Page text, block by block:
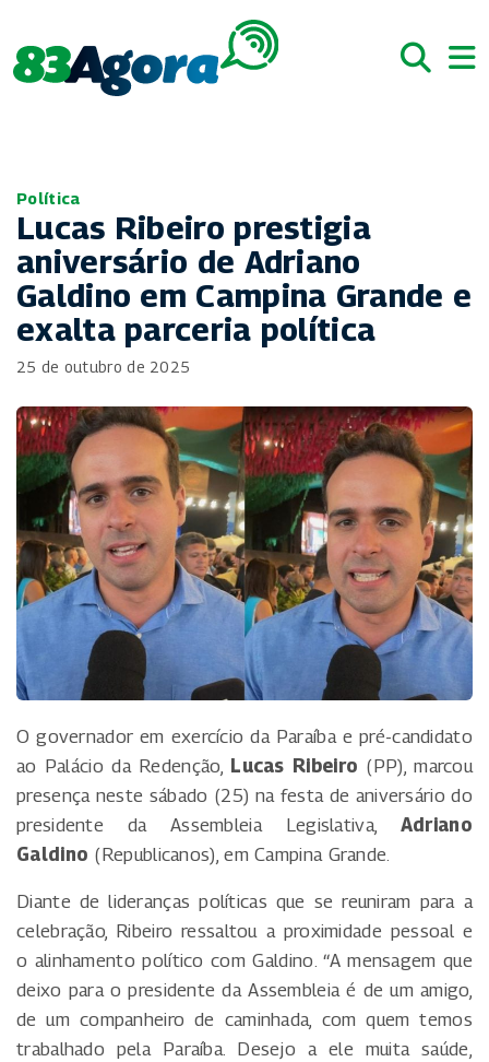
Política
Lucas Ribeiro prestigia
aniversário de Adriano
Galdino em Campina Grande e
exalta parceria política
25 de outubro de 2025
O governador em exercício da Paraíba e pré-candidato
ao Palácio da Redenção, Lucas Ribeiro (PP), marcou
presença neste sábado (25) na festa de aniversário do
presidente da Assembleia Legislativa, Adriano
Galdino (Republicanos), em Campina Grande.
Diante de lideranças políticas que se reuniram para a
celebração, Ribeiro ressaltou a proximidade pessoal e
o alinhamento político com Galdino. “A mensagem que
deixo para o presidente da Assembleia é de um amigo,
de um companheiro de caminhada, com quem temos
trabalhado pela Paraíba. Desejo a ele muita saúde,